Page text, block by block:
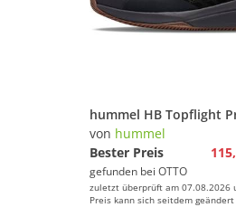
von hummel
Bester Preis
gefunden bei OTTO
zuletzt überprüft am 07.08.2026
Preis kann sich seitdem geändert